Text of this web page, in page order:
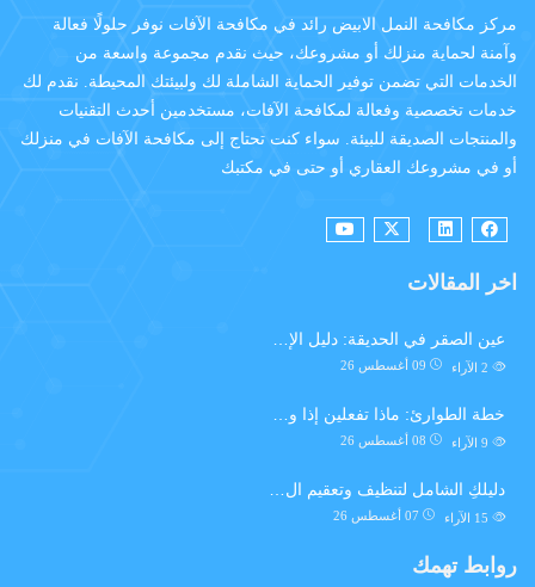
مركز مكافحة النمل الابيض رائد في مكافحة الآفات نوفر حلولًا فعالة
وآمنة لحماية منزلك أو مشروعك، حيث نقدم مجموعة واسعة من
الخدمات التي تضمن توفير الحماية الشاملة لك ولبيئتك المحيطة. نقدم لك
خدمات تخصصية وفعالة لمكافحة الآفات، مستخدمين أحدث التقنيات
والمنتجات الصديقة للبيئة. سواء كنت تحتاج إلى مكافحة الآفات في منزلك
أو في مشروعك العقاري أو حتى في مكتبك
اخر المقالات
عين الصقر في الحديقة: دليل الإ…
09 أغسطس 26 الآراء
خطة الطوارئ: ماذا تفعلين إذا و…
08 أغسطس 26 الآراء
دليلكِ الشامل لتنظيف وتعقيم ال…
07 أغسطس 26 الآراء
روابط تهمك